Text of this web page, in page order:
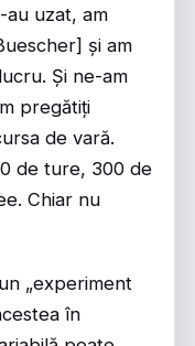
uzat, am
și am
Și ne-am
pregătiți
de vară.
de ture, 300 de
Chiar nu
„experiment
în